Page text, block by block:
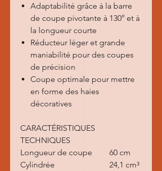
Adaptabilité grâce à la barre
de coupe pivotante à 130° et à
la longueur courte
Réducteur léger et grande
maniabilité pour des coupes
de précision
Coupe optimale pour mettre
en forme des haies
décoratives
CARACTÉRISTIQUES
TECHNIQUES
Longueur de coupe
60 cm
Cylindrée
24,1 cm³